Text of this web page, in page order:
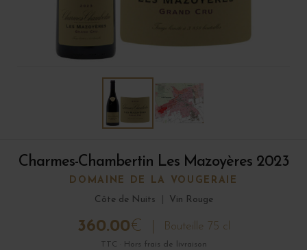
Charmes-Chambertin Les Mazoyères 2023
DOMAINE DE LA VOUGERAIE
Côte de Nuits
Vin Rouge
360.00€ Bouteille 75 cl
TTC · Hors frais de livraison